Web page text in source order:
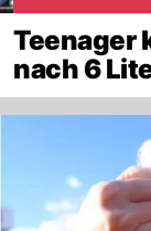
Teenager
nach 6